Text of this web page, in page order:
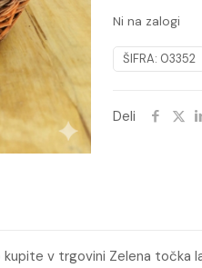
Ni na zalogi
ŠIFRA: 03352
Deli
kupite v trgovini Zelena točka